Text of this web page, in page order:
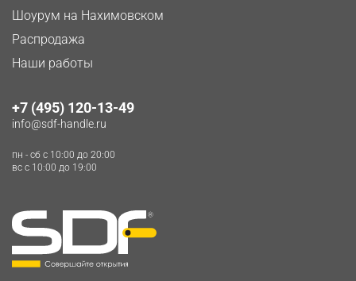
Шоурум на Нахимовском
Распродажа
Наши работы
+7 (495) 120-13-49
info@sdf-handle.ru
пн - сб c 10:00 до 20:00
вс c 10:00 до 19:00